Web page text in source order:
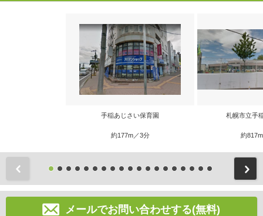
手稲あじさい保育園
約177m／3分
札幌市立手
約
メールでお問い合わせする(無料)